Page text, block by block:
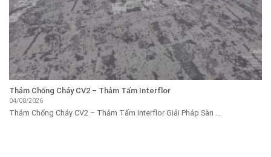
Thảm Chống Cháy CV2 – Thảm Tấm Interflor
04/08/2026
Thảm Chống Cháy CV2 – Thảm Tấm Interflor Giải Pháp Sàn ...